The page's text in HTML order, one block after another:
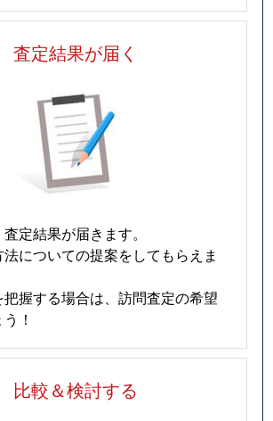
査定結果が届く
定結果が届きます。
についての提案をしてもらえま
握する場合は、訪問査定の希望
！
比較＆検討する